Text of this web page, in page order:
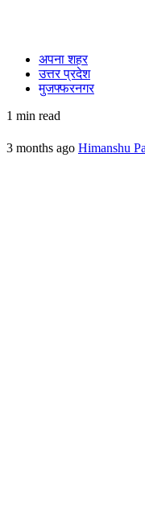
अपना शहर
उत्तर प्रदेश
मुजफ्फरनगर
1 min read
3 months ago Himanshu